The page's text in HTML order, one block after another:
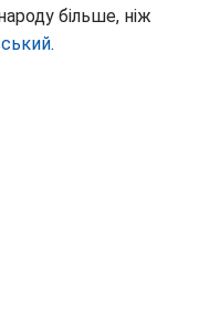
більше, ніж
.